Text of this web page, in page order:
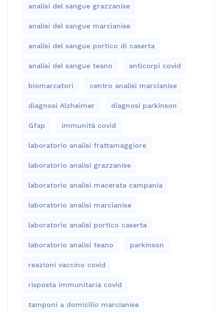
analisi del sangue grazzanise
analisi del sangue marcianise
analisi del sangue portico di caserta
analisi del sangue teano anticorpi covid
biomarcatori centro analisi marcianise
diagnosi Alzheimer diagnosi parkinson
Gfap immunità covid
laboratorio analisi frattamaggiore
laboratorio analisi grazzanise
laboratorio analisi macerata campania
laboratorio analisi marcianise
laboratorio analisi portico caserta
laboratorio analisi teano parkinson
reazioni vaccino covid
risposta immunitaria covid
tamponi a domicilio marcianise